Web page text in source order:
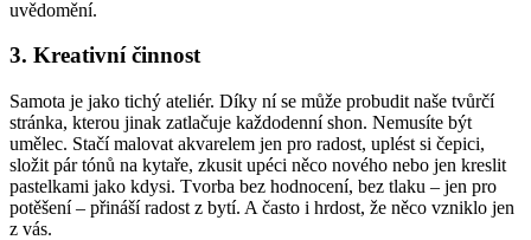
uvědomění.
3. Kreativní činnost
Samota je jako tichý ateliér. Díky ní se může probudit naše tvůrčí
stránka, kterou jinak zatlačuje každodenní shon. Nemusíte být
umělec. Stačí malovat akvarelem jen pro radost, uplést si čepici,
složit pár tónů na kytaře, zkusit upéci něco nového nebo jen kreslit
pastelkami jako kdysi. Tvorba bez hodnocení, bez tlaku – jen pro
potěšení – přináší radost z bytí. A často i hrdost, že něco vzniklo jen
z vás.